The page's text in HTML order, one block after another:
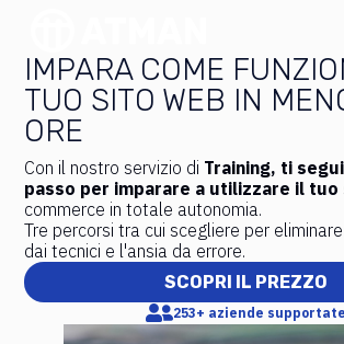
IMPARA COME
TUO SITO WEB IN
ORE
Con il nostro servizio di Training, ti
passo per imparare a utilizzare il tuo
commerce in totale autonomia.
Tre percorsi tra cui scegliere per
dai tecnici e l'ansia da errore.
SCOPRI IL PREZZO
253+ aziende supportate